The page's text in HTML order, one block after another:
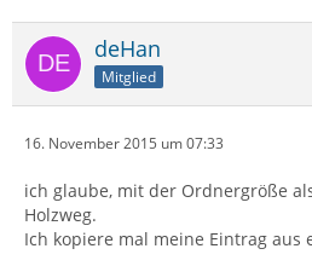
deHan
Mitglied
16. November 2015 um 07:33
ich glaube, mit der Ordnergröße
Holzweg.
Ich kopiere mal meine Eintrag aus